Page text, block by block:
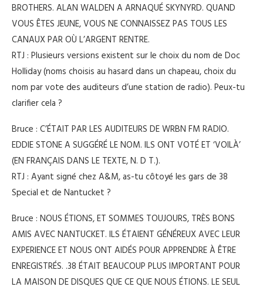
BROTHERS. ALAN WALDEN A ARNAQUÉ SKYNYRD. QUAND
VOUS ÊTES JEUNE, VOUS NE CONNAISSEZ PAS TOUS LES
CANAUX PAR OÙ L’ARGENT RENTRE.
RTJ : Plusieurs versions existent sur le choix du nom de Doc
Holliday (noms choisis au hasard dans un chapeau, choix du
nom par vote des auditeurs d’une station de radio). Peux-tu
clarifier cela ?
Bruce : C’ÉTAIT PAR LES AUDITEURS DE WRBN FM RADIO.
EDDIE STONE A SUGGÉRÉ LE NOM. ILS ONT VOTÉ ET ‘VOILÀ’
(EN FRANÇAIS DANS LE TEXTE, N. D T.).
RTJ : Ayant signé chez A&M, as-tu côtoyé les gars de 38
Special et de Nantucket ?
Bruce : NOUS ÉTIONS, ET SOMMES TOUJOURS, TRÈS BONS
AMIS AVEC NANTUCKET. ILS ÉTAIENT GÉNÉREUX AVEC LEUR
EXPERIENCE ET NOUS ONT AIDÉS POUR APPRENDRE À ÊTRE
ENREGISTRÉS. .38 ÉTAIT BEAUCOUP PLUS IMPORTANT POUR
LA MAISON DE DISQUES QUE CE QUE NOUS ÉTIONS. LE SEUL